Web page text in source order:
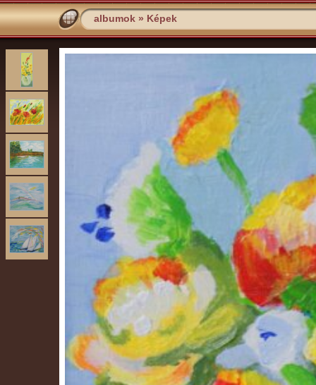
albumok » Képek